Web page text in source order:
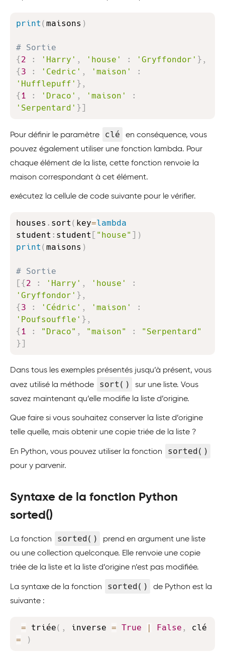
print ( maisons )
# Sortie
{2 : 'Harry' , 'house' : 'Gryffondor' } ,
{3 : 'Cedric' , 'maison'
:
'Hufflepuff' } ,
{ 1 : 'Draco' , 'maison'
:
'Serpentard' }]
Pour définir le paramètre clé
en conséquence, vous
pouvez également utiliser une fonction lambda. Pour
chaque élément de la liste, cette fonction renvoie la
maison correspondant à cet élément.
exécutez la cellule de code suivante pour le vérifier.
houses . sort ( key=lambda
student : student [ "house" ] )
print ( maisons )
# Sortie
[{2 : 'Harry' , 'house'
:
'Gryffondor' } ,
{3 : 'Cédric' , 'maison'
:
'Poufsouffle' } ,
{ 1 : "Draco" , "maison" :
"Serpentard"
}]
Dans tous les exemples présentés jusqu’à présent, vous
avez utilisé la méthode
sort()
sur une liste. Vous
savez maintenant qu’elle modifie la liste d’origine.
Que faire si vous souhaitez conserver la liste d’origine
telle quelle, mais obtenir une copie triée de la liste ?
En Python, vous pouvez utiliser la fonction sorted()
pour y parvenir.
Syntaxe de la fonction Python
sorted()
La fonction sorted()
prend en argument une liste
ou une collection quelconque. Elle renvoie une copie
triée de la liste et la liste d’origine n’est pas modifiée.
La syntaxe de la fonction sorted()
de Python est la
suivante :
= triée( , inverse = True | False ,
=
)